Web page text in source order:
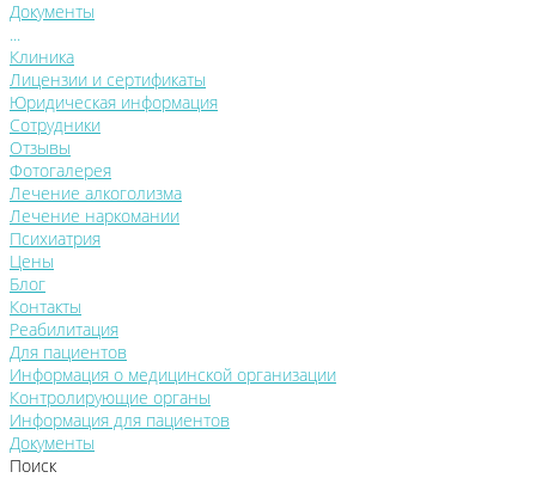
Документы
...
Клиника
Лицензии и сертификаты
Юридическая информация
Сотрудники
Отзывы
Фотогалерея
Лечение алкоголизма
Лечение наркомании
Психиатрия
Цены
Блог
Контакты
Реабилитация
Для пациентов
Информация о медицинской организации
Контролирующие органы
Информация для пациентов
Документы
Поиск